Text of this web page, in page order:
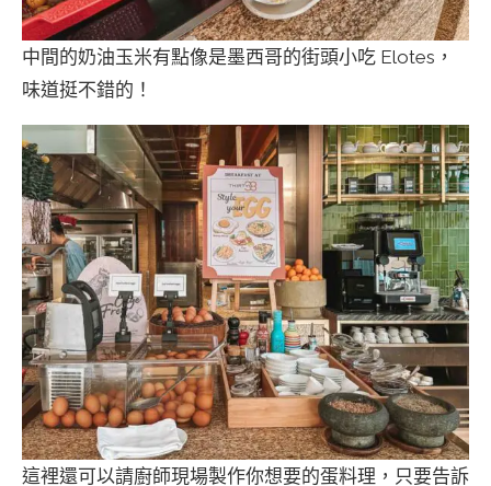
中間的奶油玉米有點像是墨西哥的街頭小吃 Elotes，
味道挺不錯的！
這裡還可以請廚師現場製作你想要的蛋料理，只要告訴